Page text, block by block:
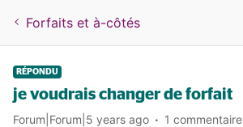
Forfaits et à-côtés
RÉPONDU
je voudrais changer de forfait
Forum|Forum|5 years ago 1 commentaire